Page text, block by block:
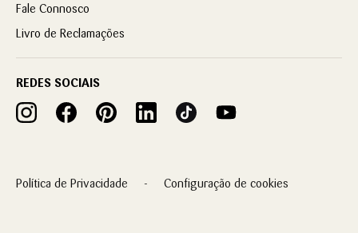
Fale Connosco
Livro de Reclamações
REDES SOCIAIS
Política de Privacidade Configuração de cookies